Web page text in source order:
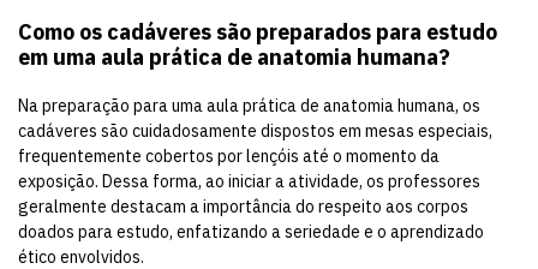
Como os cadáveres são preparados para estudo
em uma aula prática de anatomia humana?
Na preparação para uma aula prática de anatomia humana, os
cadáveres são cuidadosamente dispostos em mesas especiais,
frequentemente cobertos por lençóis até o momento da
exposição. Dessa forma, ao iniciar a atividade, os professores
geralmente destacam a importância do respeito aos corpos
doados para estudo, enfatizando a seriedade e o aprendizado
ético envolvidos.